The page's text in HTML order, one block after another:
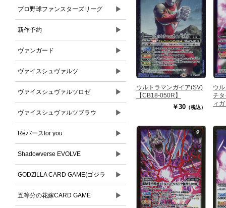
プロ野球ファンスターズリーグ ▶
新作予約 ▶
ヴァンガード ▶
ヴァイスシュヴァルツ ▶
ヴァイスシュヴァルツロゼ ▶
ヴァイスシュヴァルツブラウ ▶
Reバースfor you ▶
Shadowverse EVOLVE ▶
GODZILLA CARD GAME(ゴジラ
カードゲーム)
▶
五等分の花嫁CARD GAME ▶
ウルトラマンガイア(SV)
【CB18-050R】
￥30 （税込）
ウ
チ
ィ